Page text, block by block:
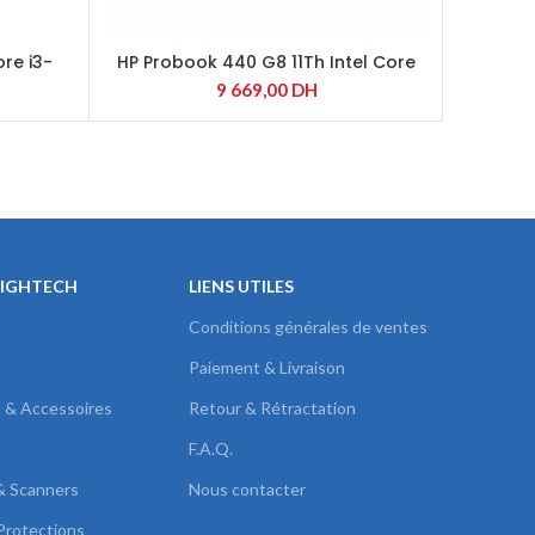
i3-
HP Probook 440 G8 11Th Intel Core
i7-1165G7
9 669,00 DH
Accessoires
Scanners
LIENS UTILES
Conditions générales de ventes
Paiement & Livraison
Retour & Rétractation
F.A.Q.
Nous contacter